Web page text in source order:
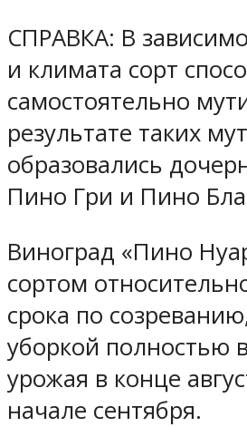
СПРАВКА: В
и климата сорт
самостоятельно
результате таких
образовались
Пино Гри и Пино
Виноград «Пино
сортом
срока по
уборкой полностью
урожая в конце
начале сентября.